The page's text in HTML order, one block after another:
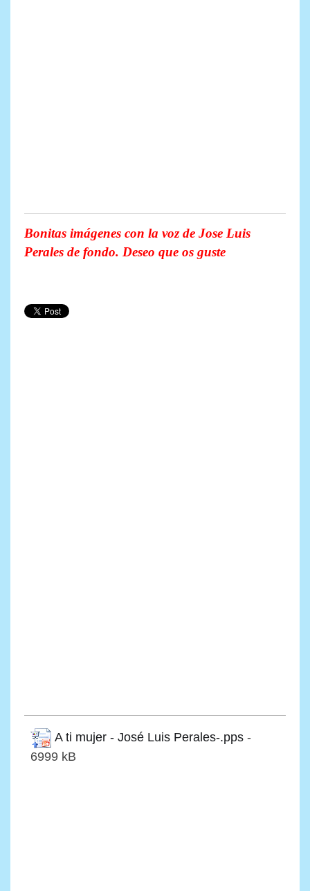
Bonitas imágenes con la voz de Jose Luis
Perales de fondo. Deseo que os guste
A ti mujer - José Luis Perales-.pps -
6999 kB